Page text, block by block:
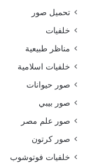
تحميل صور
خلفيات
مناظر طبيعية
خلفيات اسلامية
صور حيوانات
صور بيبي
صور علم مصر
صور كرتون
خلفيات فوتوشوب